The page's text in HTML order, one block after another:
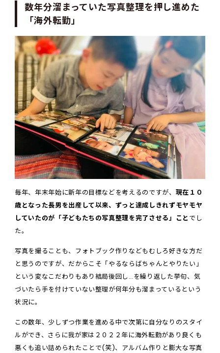
数年分溜まっていた写真整理を押し進めた
「海外転勤」
毎年、年末年始に新年の目標などを考えるのですが、 現在１０
歳となった長男を出産して以来、ずっと達成しきれずモヤモヤ
していたのが「子どもたちの写真整理を完了させる」こと でし
た。
写真を撮ることも、フォトブック作りなどもむしろ好きな方だ
と思うのですが、だからこそ「やるならばちゃんとやりたい」
という変なこだわりもあり結局後回し…を繰り返した挙句、気
づいたら手を付けていない整理が何年分も溜まっているという
状況に。
この数年、少しずつ作業を進める中で次第に自分なりのスタイ
ルができ、さらに我が家は２０２２年に海外転勤があり良くも
悪くも追い詰められたことで(笑)、アルバム作りと膨大な写真